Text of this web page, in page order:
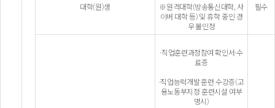
대학(원)생
※원격대학(방송통신대학, 사
이버 대학 등) 및 휴학 중인 경
우 불인정
필수
·직업훈련과정참여 확인서·수
료증
·직업능력개발 훈련 수강증(고
용노동부지정 훈련시설 여부
명시)